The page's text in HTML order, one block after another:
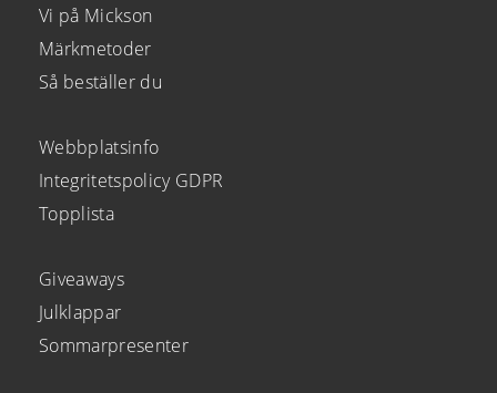
Vi på Mickson
Märkmetoder
Så beställer du
Webbplatsinfo
Integritetspolicy GDPR
Topplista
Giveaways
Julklappar
Sommarpresenter